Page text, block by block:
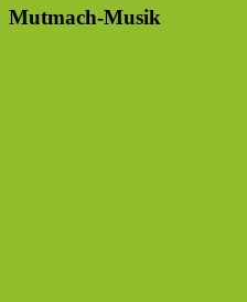
Mutmach-Musik